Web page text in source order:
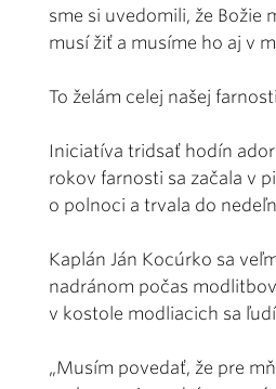
sme si uvedomili, že Božie
musí žiť a musíme ho aj v
To želám celej našej
Iniciatíva tridsať hodín
rokov farnosti sa začala v
o polnoci a trvala do
Kaplán Ján Kocúrko sa
nadránom počas
v kostole modliacich sa
„Musím povedať, že pre